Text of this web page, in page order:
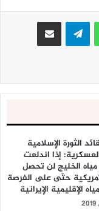
واتساب تيلقرام مشاركة عبر البريد
الثورة الإسلامية
إذا اندلعت
الخليج لن تحصل
حتّى على الفرصة
الإقليمية الإيرانية